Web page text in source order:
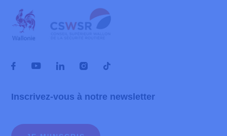
Inscrivez-vous à notre newsletter